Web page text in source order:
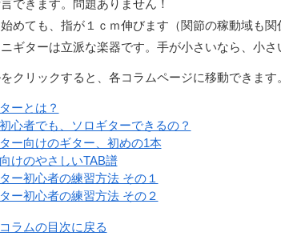
できます。問題ありません！
めても、指が１ｃｍ伸びます（関節の稼動域も
ギターは立派な楽器です。手が小さいなら、小さ
クリックすると、各コラムページに移動できます
ーとは？
心者でも、ソロギターできるの？
ー向けのギター、初めの1本
けのやさしいTAB譜
ー初心者の練習方法 その１
ー初心者の練習方法 その２
ラムの目次に戻る